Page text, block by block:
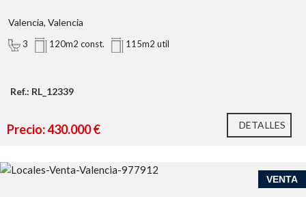
Valencia, Valencia
3 120m2 const. 115m2 util
Ref.: RL_12339
Precio: 430.000 € DETALLES
VENTA